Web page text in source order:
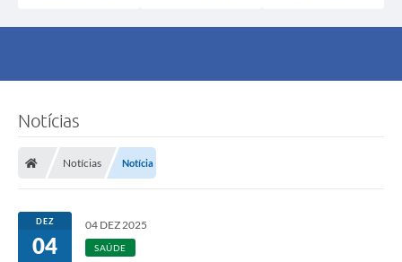
Notícias
Notícias Notícia
DEZ
04
04 DEZ 2025
SAÚDE